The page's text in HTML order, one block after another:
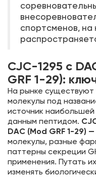
спортсменов, на
CJC-1295 с
GRF 1-29):
На рынке существуют
молекулы под
источник
данным пептидом.
DAC (Mod GRF 1-29)
молекулы, разные
паттерны секреции
применения. Путать
изменять